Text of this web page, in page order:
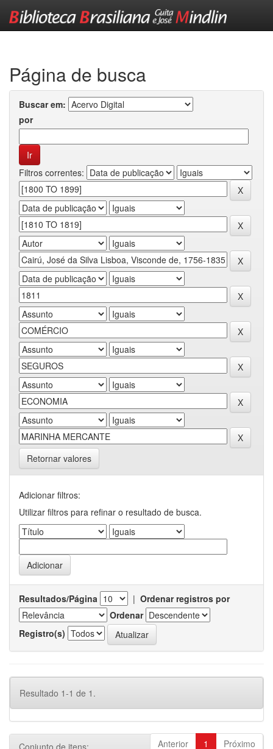
Página de busca
Buscar em:
por
Filtros correntes:
Retornar valores
Adicionar filtros:
Utilizar filtros para refinar o resultado de busca.
Resultados/Página | Ordenar registros por
Ordenar
Registro(s)
Resultado 1-1 de 1.
Anterior 1 Próximo
Conjunto de itens: